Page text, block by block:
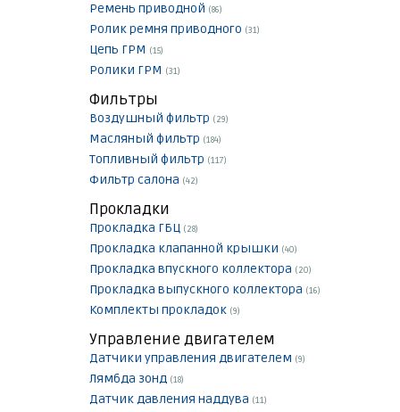
Ремень приводной (86)
Ролик ремня приводного (31)
Цепь ГРМ (15)
Ролики ГРМ (31)
Фильтры
Воздушный фильтр (29)
Масляный фильтр (184)
Топливный фильтр (117)
Фильтр салона (42)
Прокладки
Прокладка ГБЦ (28)
Прокладка клапанной крышки (40)
Прокладка впускного коллектора (20)
Прокладка выпускного коллектора (16)
Комплекты прокладок (9)
Управление двигателем
Датчики управления двигателем (9)
Лямбда зонд (18)
Датчик давления наддува (11)